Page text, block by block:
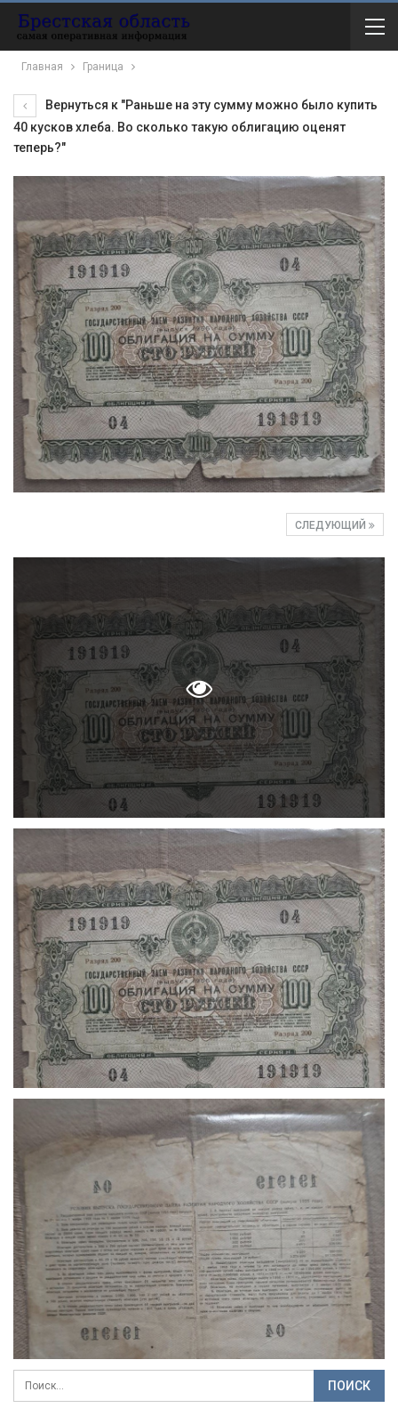
Главная Граница
Вернуться к "Раньше на эту сумму можно было купить
40 кусков хлеба. Во сколько такую облигацию оценят
теперь?"
СЛЕДУЮЩИЙ